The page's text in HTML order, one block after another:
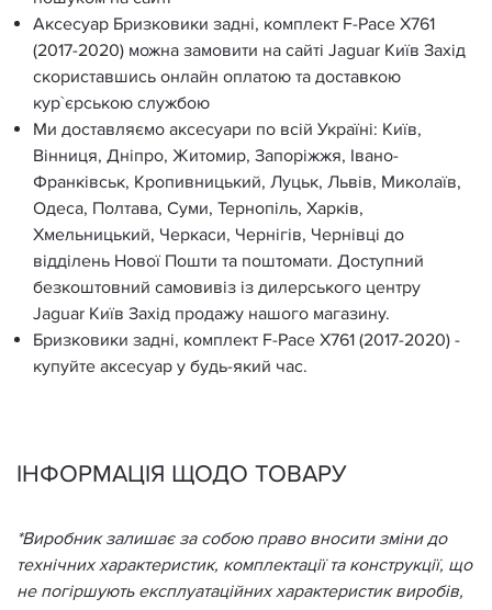
Аксесуар Бризковики задні, комплект F-Pace X761
(2017-2020) можна замовити на сайті Jaguar Київ Захід
скориставшись онлайн оплатою та доставкою
кур`єрською службою
Ми доставляємо аксесуари по всій Україні: Київ,
Вінниця, Дніпро, Житомир, Запоріжжя, Івано-
Франківськ, Кропивницький, Луцьк, Львів, Миколаїв,
Одеса, Полтава, Суми, Тернопіль, Харків,
Хмельницький, Черкаси, Чернігів, Чернівці до
відділень Нової Пошти та поштомати. Доступний
безкоштовний самовивіз із дилерського центру
Jaguar Київ Захід продажу нашого магазину.
Бризковики задні, комплект F-Pace X761 (2017-2020) -
купуйте аксесуар у будь-який час.
ІНФОРМАЦІЯ ЩОДО ТОВАРУ
*Виробник залишає за собою право вносити зміни до
технічних характеристик, комплектації та конструкції, що
не погіршують експлуатаційних характеристик виробів,